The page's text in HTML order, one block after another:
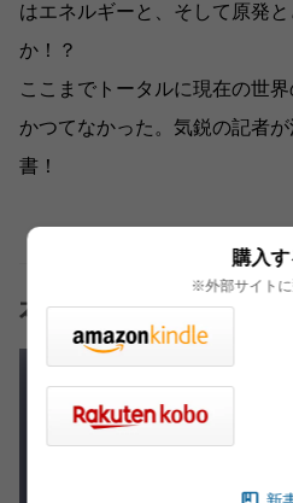
はエネルギーと、そして原発
か！？
ここまでトータルに現在の世
かつてなかった。気鋭の記者
書！
本の話おすすめ記事
購入す
※外部サイト